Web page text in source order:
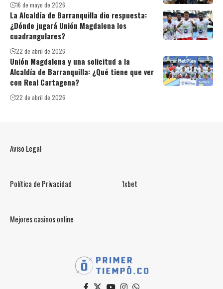
16 de mayo de 2026
La Alcaldía de Barranquilla dio respuesta:
¿Dónde jugará Unión Magdalena los
cuadrangulares?
22 de abril de 2026
Unión Magdalena y una solicitud a la
Alcaldía de Barranquilla: ¿Qué tiene que ver
con Real Cartagena?
22 de abril de 2026
Aviso Legal
Política de Privacidad 1xbet
Mejores casinos online